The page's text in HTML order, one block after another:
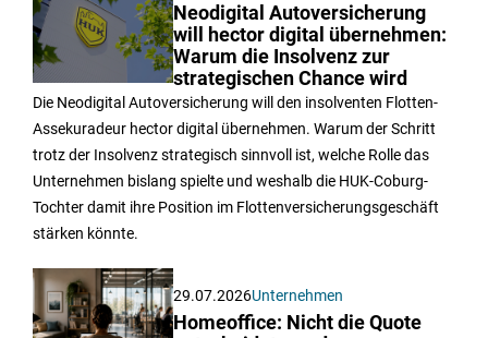
Neodigital Autoversicherung
will hector digital übernehmen:
Warum die Insolvenz zur
strategischen Chance wird
Die Neodigital Autoversicherung will den insolventen Flotten-
Assekuradeur hector digital übernehmen. Warum der Schritt
trotz der Insolvenz strategisch sinnvoll ist, welche Rolle das
Unternehmen bislang spielte und weshalb die HUK-Coburg-
Tochter damit ihre Position im Flottenversicherungsgeschäft
stärken könnte.
29.07.2026Unternehmen
Homeoffice: Nicht die Quote